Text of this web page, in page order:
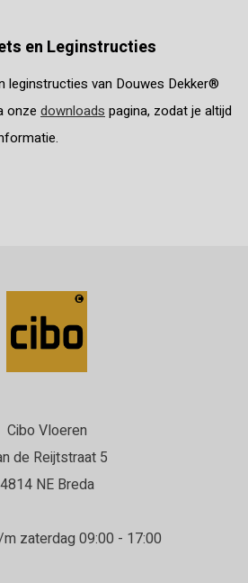
en Leginstructies
leginstructies van Douwes Dekker®
onze downloads pagina, zodat je altijd
Cibo Vloeren
de Reijtstraat 5
4814 NE Breda
zaterdag 09:00 - 17:00